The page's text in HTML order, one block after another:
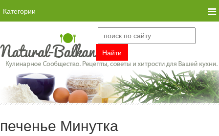
Категории
печенье Минутка